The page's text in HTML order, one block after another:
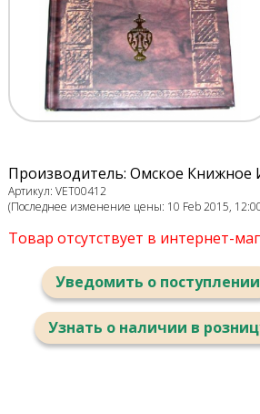
Производитель: Омское Книжное
Артикул: VET00412
(Последнее изменение цены: 10 Feb 2015,
Товар отсутствует в интернет-
Уведомить о поступлении
Узнать о наличии в